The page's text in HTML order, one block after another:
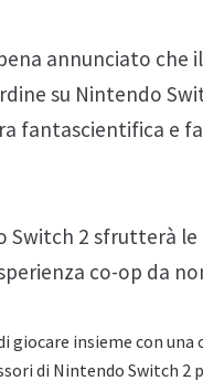
annunciato che
su Nintendo
fantascientifica e
Switch 2 sfrutterà
co-op da
insieme con
di Nintendo Switch 2